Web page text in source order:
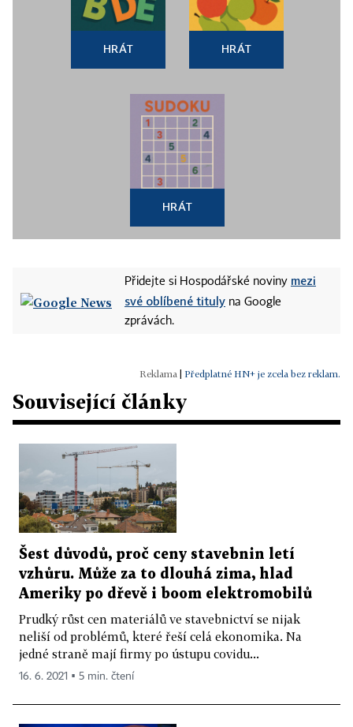
HRÁT HRÁT
HRÁT
Přidejte si Hospodářské noviny mezi
své oblíbené tituly na Google
zprávách.
Předplatné HN+ je zcela bez reklam.
Související články
Šest důvodů, proč ceny stavebnin letí
vzhůru. Může za to dlouhá zima, hlad
Ameriky po dřevě i boom elektromobilů
Prudký růst cen materiálů ve stavebnictví se nijak
neliší od problémů, které řeší celá ekonomika. Na
jedné straně mají firmy po ústupu covidu...
16. 6. 2021 ▪ 5 min. čtení